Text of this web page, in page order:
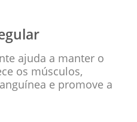
ajuda a manter o
os músculos,
e promove a